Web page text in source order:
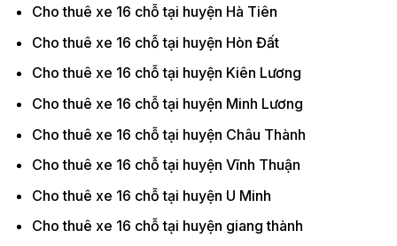
Cho thuê xe 16 chỗ tại huyện Hà Tiên
Cho thuê xe 16 chỗ tại huyện Hòn Đất
Cho thuê xe 16 chỗ tại huyện Kiên Lương
Cho thuê xe 16 chỗ tại huyện Minh Lương
Cho thuê xe 16 chỗ tại huyện Châu Thành
Cho thuê xe 16 chỗ tại huyện Vĩnh Thuận
Cho thuê xe 16 chỗ tại huyện U Minh
Cho thuê xe 16 chỗ tại huyện giang thành